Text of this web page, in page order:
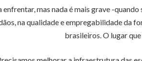
enfrentar, mas nada é mais grave -
na qualidade e empregabilidade da
brasileiros. O lugar